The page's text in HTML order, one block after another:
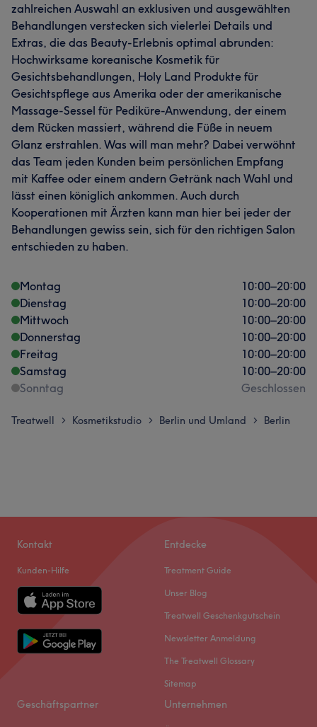
zahlreichen Auswahl an exklusiven und ausgewählten
Behandlungen verstecken sich vielerlei Details und
Extras, die das Beauty-Erlebnis optimal abrunden:
Hochwirksame koreanische Kosmetik für
Gesichtsbehandlungen, Holy Land Produkte für
Gesichtspflege aus Amerika oder der amerikanische
Massage-Sessel für Pediküre-Anwendung, der einem
dem Rücken massiert, während die Füße in neuem
Glanz erstrahlen. Was will man mehr? Dabei verwöhnt
das Team jeden Kunden beim persönlichen Empfang
mit Kaffee oder einem andern Getränk nach Wahl und
lässt einen königlich ankommen. Auch durch
Kooperationen mit Ärzten kann man hier bei jeder der
Behandlungen gewiss sein, sich für den richtigen Salon
entschieden zu haben.
Montag 10:00–20:00
Dienstag
10:00–20:00
Mittwoch
10:00–20:00
Donnerstag
10:00–20:00
Freitag
10:00–20:00
Samstag
10:00–20:00
Sonntag
Geschlossen
Treatwell > Kosmetikstudio > Berlin und Umland > Berlin
Kontakt
Kunden-Hilfe
Entdecke
Treatment Guide
Unser Blog
Treatwell Geschenkgutschein
Newsletter Anmeldung
The Treatwell Glossary
Sitemap
Geschäftspartner Unternehmen